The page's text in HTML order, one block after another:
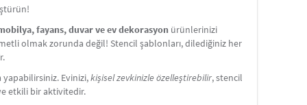
fayans, duvar ve ev dekorasyon ürünlerinizi
olmak zorunda değil! Stencil şablonları, dilediğiniz her
Evinizi,kişisel zevkinizle özelleştirebilir, stencil
etkili bir aktivitedir.